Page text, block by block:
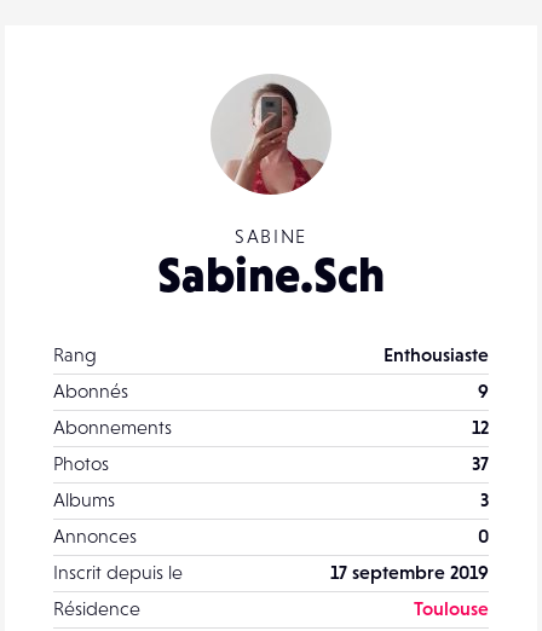
SABINE
Sabine.Sch
Rang
Enthousiaste
Abonnés
9
Abonnements
12
Photos
37
Albums
3
Annonces
0
Inscrit depuis le
17 septembre 2019
Résidence
Toulouse